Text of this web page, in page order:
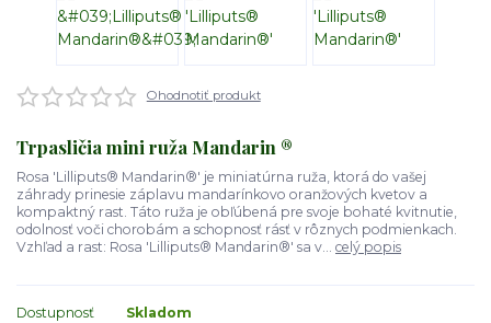
Ohodnotiť produkt
Trpasličia mini ruža Mandarin ®
Rosa 'Lilliputs® Mandarin®' je miniatúrna ruža, ktorá do vašej
záhrady prinesie záplavu mandarínkovo oranžových kvetov a
kompaktný rast. Táto ruža je obľúbená pre svoje bohaté kvitnutie,
odolnosť voči chorobám a schopnosť rásť v rôznych podmienkach.
Vzhľad a rast: Rosa 'Lilliputs® Mandarin®' sa v... celý popis
Dostupnosť Skladom